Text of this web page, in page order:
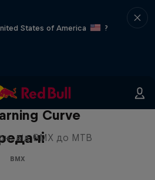
States of America
?
Curve
від BMX до MTB
BMX